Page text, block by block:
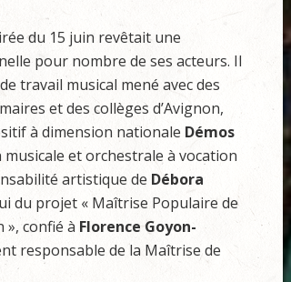
du 15 juin revêtait une
pour nombre de ses acteurs. Il
travail musical mené avec des
et des collèges d’Avignon,
à dimension nationale Démos
musicale et orchestrale à vocation
artistique de Débora
du projet « Maîtrise Populaire de
», confié à Florence Goyon-
responsable de la Maîtrise de